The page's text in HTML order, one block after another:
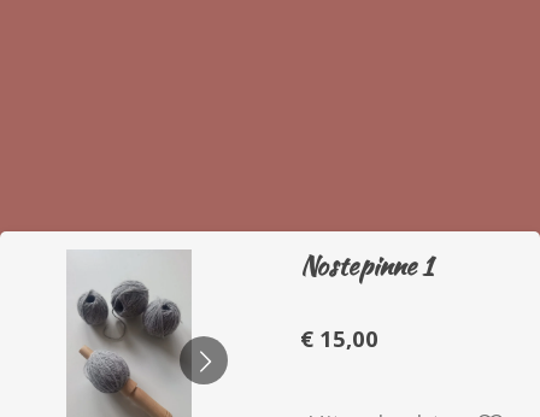
Nostepinne 1
€ 15,00